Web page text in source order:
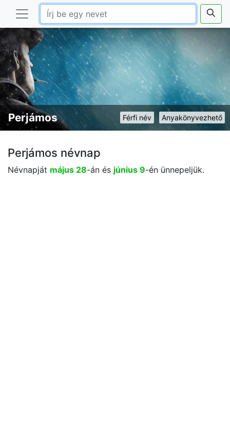
Anyakönyvezhető
Férfi név
Perjámos
Perjámos névnap
Névnapját május 28-án és június 9-én ünnepeljük.